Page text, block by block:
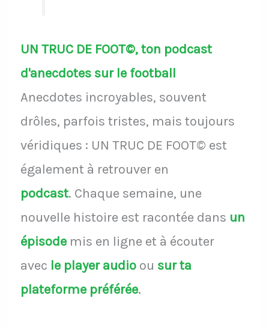
UN TRUC DE FOOT©, ton podcast
d'anecdotes sur le football
Anecdotes incroyables, souvent
drôles, parfois tristes, mais toujours
véridiques : UN TRUC DE FOOT© est
également à retrouver en
podcast. Chaque semaine, une
nouvelle histoire est racontée dans un
épisodemis en ligne et à écouter
avec le player audio ou sur ta
plateforme préférée.